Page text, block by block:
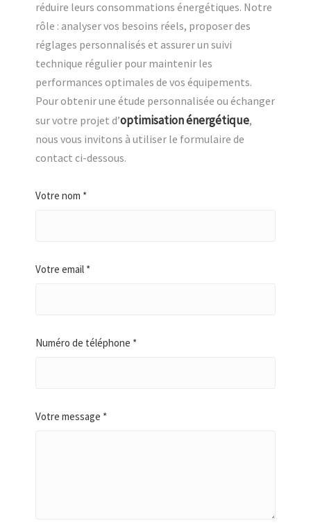
réduire leurs consommations énergétiques. Notre
rôle : analyser vos besoins réels, proposer des
réglages personnalisés et assurer un suivi
technique régulier pour maintenir les
performances optimales de vos équipements.
Pour obtenir une étude personnalisée ou échanger
sur votre projet d’optimisation énergétique,
nous vous invitons à utiliser le formulaire de
contact ci-dessous.
Votre nom *
Votre email *
Numéro de téléphone *
Votre message *